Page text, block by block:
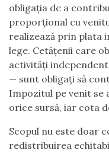
obligația de a
proporțional cu
realizează prin plata
lege. Cetățenii care
activități
— sunt obligați să
Impozitul pe venit se
orice sursă, iar cota
Scopul nu este doar
redistribuirea